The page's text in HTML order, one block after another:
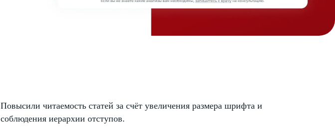
Повысили читаемость статей за счёт увеличения размера шрифта и
соблюдения иерархии отступов.